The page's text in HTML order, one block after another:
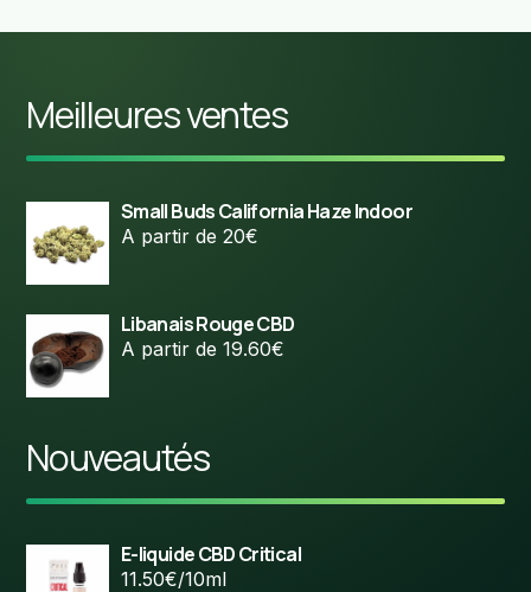
Meilleures ventes
Small Buds California Haze Indoor
A partir de 20€
Libanais Rouge CBD
A partir de 19.60€
Nouveautés
E-liquide CBD Critical
11.50€/10ml